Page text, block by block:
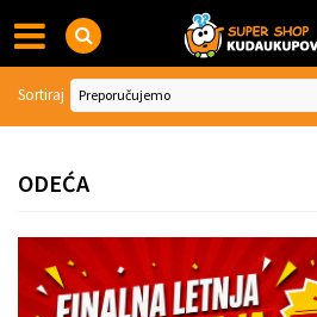
ODEĆA
Sortiraj